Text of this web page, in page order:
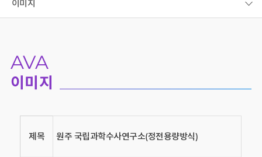
이미지
AVA
이미지
제목 원주 국립과학수사연구소(정전용량방식)